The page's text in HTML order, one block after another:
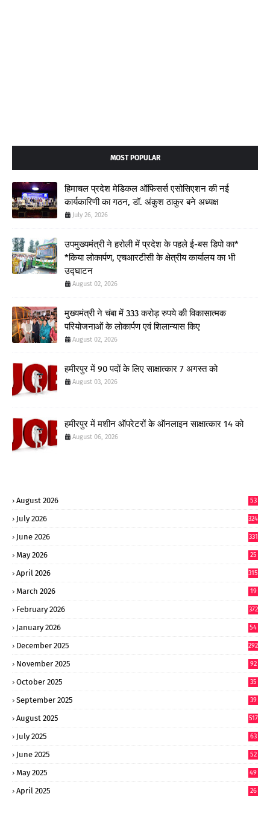
MOST POPULAR
हिमाचल प्रदेश मेडिकल ऑफिसर्स एसोसिएशन की नई
कार्यकारिणी का गठन, डॉ. अंकुश ठाकुर बने अध्यक्ष
July 26, 2026
उपमुख्यमंत्री ने हरोली में प्रदेश के पहले ई-बस डिपो का*
*किया लोकार्पण, एचआरटीसी के क्षेत्रीय कार्यालय का भी
उद्घाटन
August 02, 2026
मुख्यमंत्री ने चंबा में 333 करोड़ रुपये की विकासात्मक
परियोजनाओं के लोकार्पण एवं शिलान्यास किए
August 02, 2026
हमीरपुर में 90 पदों के लिए साक्षात्कार 7 अगस्त को
August 03, 2026
हमीरपुर में मशीन ऑपरेटरों के ऑनलाइन साक्षात्कार 14 को
August 06, 2026
August 2026 53
July 2026 324
June 2026 331
May 2026
25
April 2026 315
March 2026
19
February 2026 372
January 2026
54
December 2025 292
November 2025 92
October 2025 35
September 2025
39
August 2025 517
July 2025
63
June 2025
52
May 2025
49
April 2025 26